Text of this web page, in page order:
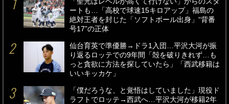
ートも…「高校で球速15キロアップ」福島の
絶対王者を封じた「ソフトボール出身」“背番
号17”の正体
仙台育英で準優勝→ドラ1入団…平沢大河が振
り返るロッテでの9年間「殻を破りきれず…も
っと貪欲に方法を探していたら」「西武移籍は
いいキッカケ」
「僕だろうな、と覚悟はしていました」現役ド
ラフトでロッテ→西武へ…平沢大河が移籍2年